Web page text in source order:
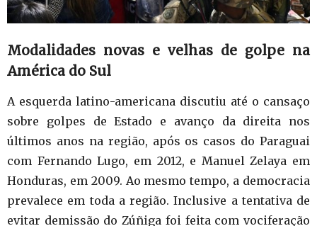
Modalidades novas e velhas de golpe na
América do Sul
A esquerda latino-americana discutiu até o cansaço
sobre golpes de Estado e avanço da direita nos
últimos anos na região, após os casos do Paraguai
com Fernando Lugo, em 2012, e Manuel Zelaya em
Honduras, em 2009. Ao mesmo tempo, a democracia
prevalece em toda a região. Inclusive a tentativa de
evitar demissão do Zúñiga foi feita com vociferação